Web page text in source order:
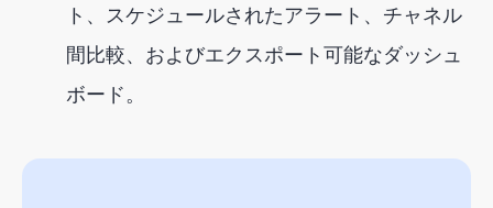
ト、スケジュールされたアラート、チャネル
間比較、およびエクスポート可能なダッシュ
ボード。